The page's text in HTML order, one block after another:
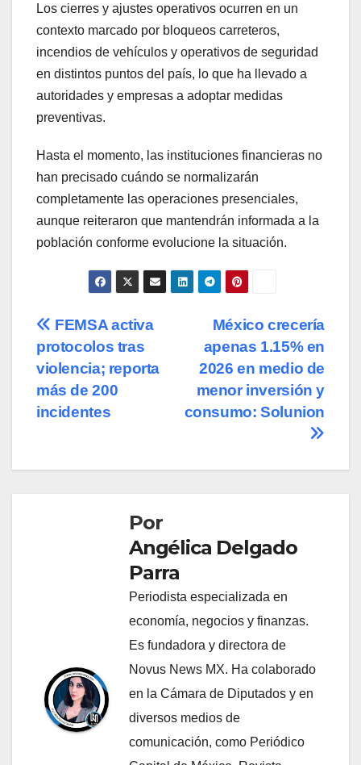
Los cierres y ajustes operativos ocurren en un
contexto marcado por bloqueos carreteros,
incendios de vehículos y operativos de seguridad
en distintos puntos del país, lo que ha llevado a
autoridades y empresas a adoptar medidas
preventivas.
Hasta el momento, las instituciones financieras no
han precisado cuándo se normalizarán
completamente las operaciones presenciales,
aunque reiteraron que mantendrán informada a la
población conforme evolucione la situación.
Navegación
de
entradas
México crecería
apenas 1.15% en
2026 en medio de
menor inversión y
consumo: Solunion
FEMSA activa
protocolos tras
violencia; reporta
más de 200
incidentes
Por
Angélica Delgado
Parra
Periodista especializada en
economía, negocios y finanzas.
Es fundadora y directora de
Novus News MX. Ha colaborado
en la Cámara de Diputados y en
diversos medios de
comunicación, como Periódico